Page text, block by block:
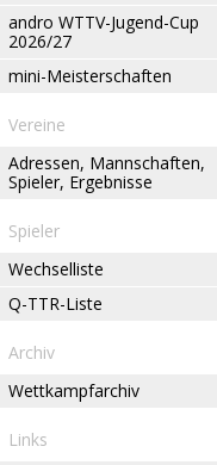
andro WTTV-Jugend-Cup
2026/27
mini-Meisterschaften
Vereine
Adressen, Mannschaften,
Spieler, Ergebnisse
Spieler
Wechselliste
Q-TTR-Liste
Archiv
Wettkampfarchiv
Links